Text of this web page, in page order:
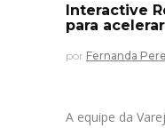
Interactive
para
por Fernanda
A equipe da